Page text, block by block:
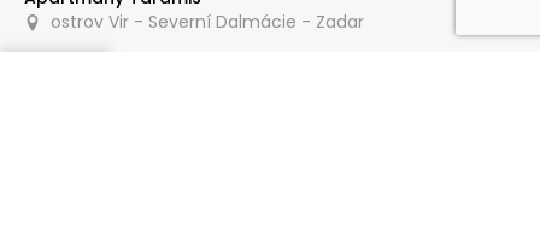
ostrov Vir - Severní Dalmácie - Zadar